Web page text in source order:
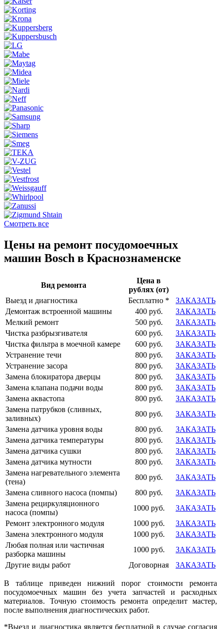
Смотреть все
Цены на ремонт посудомоечных
машин Bosch в Краснознаменске
Вид ремонта
Цена в
рублях (от)
Выезд и диагностика
Бесплатно *
ЗАКАЗАТЬ
Демонтаж встроенной машины
400 руб.
ЗАКАЗАТЬ
Мелкий ремонт
500 руб.
ЗАКАЗАТЬ
Чистка разбрызгивателя
600 руб.
ЗАКАЗАТЬ
Чистка фильтра в моечной камере
600 руб.
ЗАКАЗАТЬ
Устранение течи
800 руб.
ЗАКАЗАТЬ
Устранение засора
800 руб.
ЗАКАЗАТЬ
Замена блокиратора дверцы
800 руб.
ЗАКАЗАТЬ
Замена клапана подачи воды
800 руб.
ЗАКАЗАТЬ
Замена аквастопа
800 руб.
ЗАКАЗАТЬ
Замена патрубков (сливных,
заливных)
800 руб.
ЗАКАЗАТЬ
Замена датчика уровня воды
800 руб.
ЗАКАЗАТЬ
Замена датчика температуры
800 руб.
ЗАКАЗАТЬ
Замена датчика сушки
800 руб.
ЗАКАЗАТЬ
Замена датчика мутности
800 руб.
ЗАКАЗАТЬ
Замена нагревательного элемента
(тена)
800 руб.
ЗАКАЗАТЬ
Замена сливного насоса (помпы)
800 руб.
ЗАКАЗАТЬ
Замена рециркуляционного
насоса (помпы)
1000 руб.
ЗАКАЗАТЬ
Ремонт электронного модуля
1000 руб.
ЗАКАЗАТЬ
Замена электронного модуля
1000 руб.
ЗАКАЗАТЬ
Любая полная или частичная
разборка машины
1000 руб.
ЗАКАЗАТЬ
Другие виды работ
Договорная ЗАКАЗАТЬ
В таблице приведен нижний порог стоимости ремонта
посудомоечных машин без учета запчастей и расходных
материалов. Точную стоимость ремонта определит мастер,
после выполнения диагностических работ.
*Выезд и диагностика является бесплатной в случае согласия